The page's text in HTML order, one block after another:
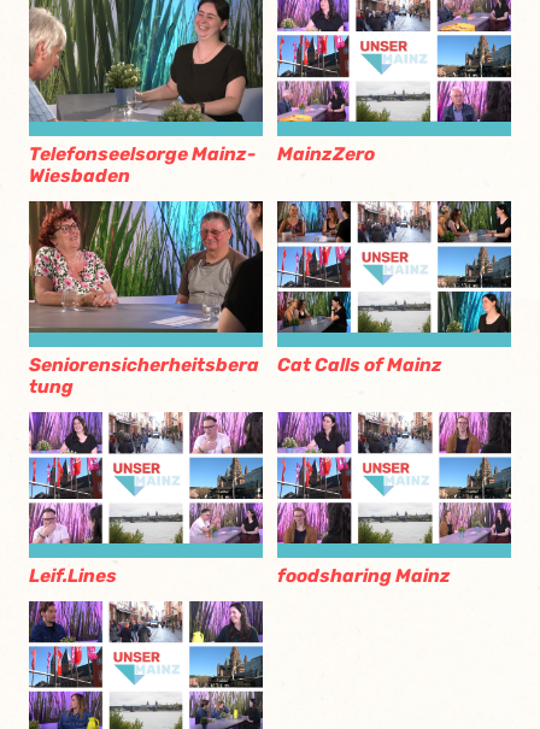
Telefonseelsorge Mainz-
Wiesbaden
MainzZero
Seniorensicherheitsbera
tung
Cat Calls of Mainz
Leif.Lines foodsharing Mainz